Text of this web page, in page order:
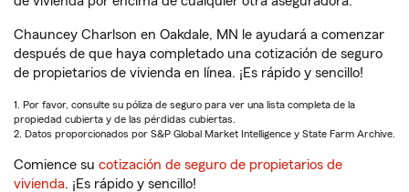
Chauncey Charlson en Oakdale, MN le ayudará a comenzar
después de que haya completado una cotización de seguro
de propietarios de vivienda en línea. ¡Es rápido y sencillo!
1. Por favor, consulte su póliza de seguro para ver una lista completa de la
propiedad cubierta y de las pérdidas cubiertas.
2. Datos proporcionados por S&P Global Market Intelligence y State Farm Archive.
Comience su cotización de seguro de propietarios de
vivienda. ¡Es rápido y sencillo!